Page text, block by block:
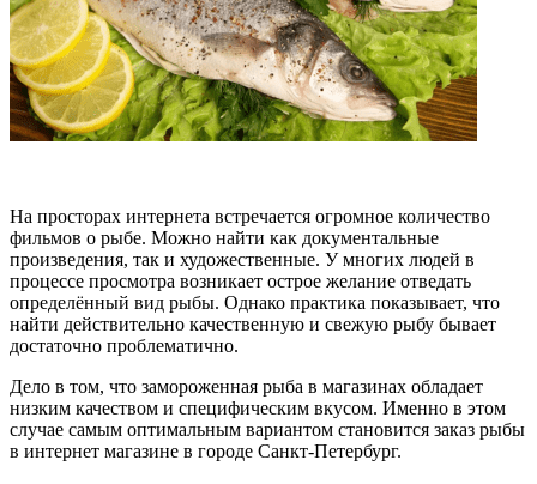
На просторах интернета встречается огромное количество
фильмов о рыбе. Можно найти как документальные
произведения, так и художественные. У многих людей в
процессе просмотра возникает острое желание отведать
определённый вид рыбы. Однако практика показывает, что
найти действительно качественную и свежую рыбу бывает
достаточно проблематично.
Дело в том, что замороженная рыба в магазинах обладает
низким качеством и специфическим вкусом. Именно в этом
случае самым оптимальным вариантом становится заказ рыбы
в интернет магазине в городе Санкт-Петербург.